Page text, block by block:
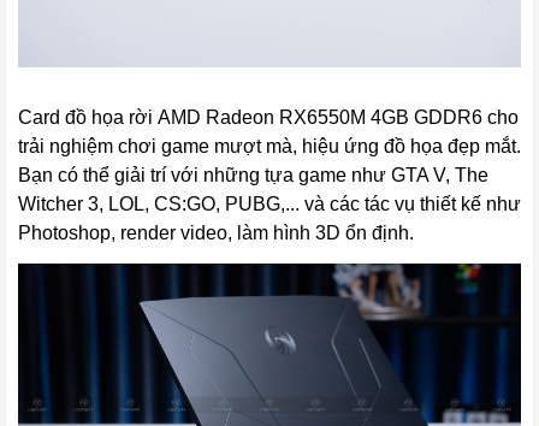
Card đồ họa rời AMD Radeon RX6550M 4GB GDDR6 cho
trải nghiệm chơi game mượt mà, hiệu ứng đồ họa đẹp mắt.
Bạn có thể giải trí với những tựa game như GTA V, The
Witcher 3, LOL, CS:GO, PUBG,... và các tác vụ thiết kế như
Photoshop, render video, làm hình 3D ổn định.